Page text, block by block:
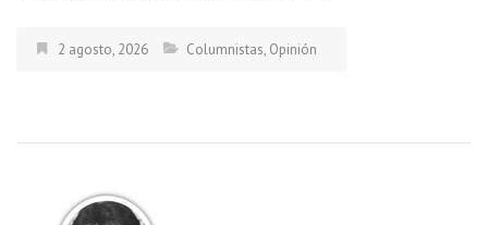
2 agosto, 2026 Columnistas, Opinión